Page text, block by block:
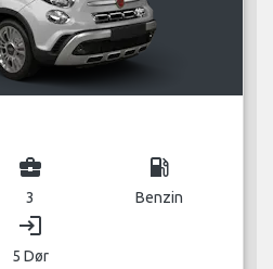
business_center
3
local_gas_station
Benzin
login
5 Dør